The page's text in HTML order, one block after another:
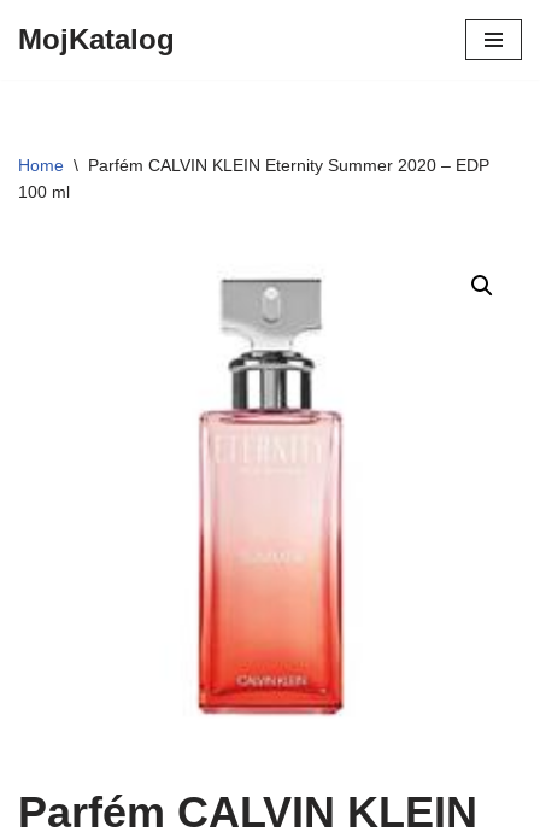
MojKatalog
Home \ Parfém CALVIN KLEIN Eternity Summer 2020 – EDP
100 ml
Parfém CALVIN KLEIN